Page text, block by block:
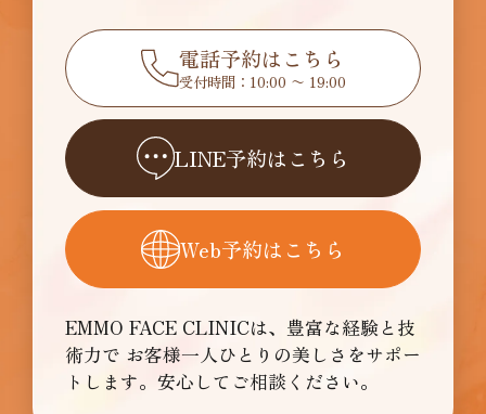
電話予約はこちら
受付時間：10:00 〜 19:00
LINE予約はこちら
Web予約はこちら
EMMO FACE CLINICは、豊富な経験と技
術力で お客様一人ひとりの美しさをサポー
トします。安心してご相談ください。